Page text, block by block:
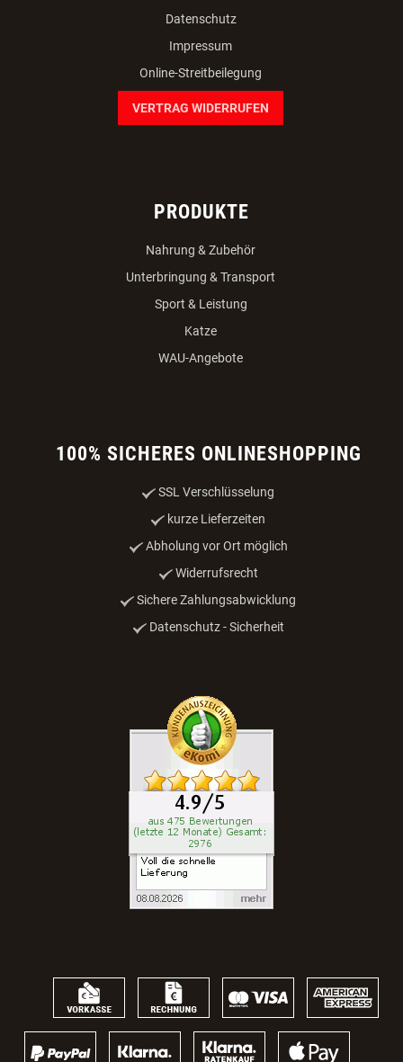
Datenschutz
Impressum
Online-Streitbeilegung
VERTRAG WIDERRUFEN
PRODUKTE
Nahrung & Zubehör
Unterbringung & Transport
Sport & Leistung
Katze
WAU-Angebote
100% SICHERES ONLINESHOPPING
SSL Verschlüsselung
kurze Lieferzeiten
Abholung vor Ort möglich
Widerrufsrecht
Sichere Zahlungsabwicklung
Datenschutz - Sicherheit